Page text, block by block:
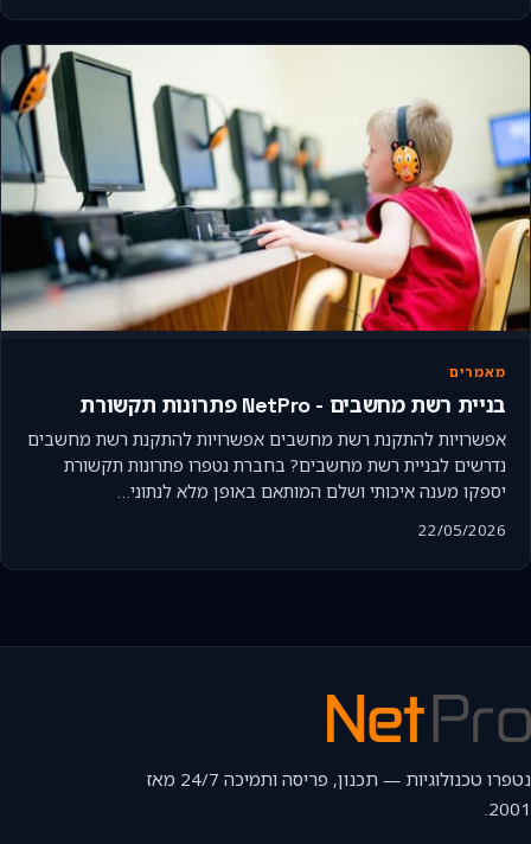
מאמרים
בניית רשת מחשבים - NetPro פתרונות תקשורת
אפשרויות להתקנת רשת מחשבים אפשרויות להתקנת רשת מחשבים
נדרשים לבניית רשת מחשבים? בחברת נטפרו פתרונות תקשורת
יספקו מענה איכותי ושלם המותאם באופן מלא לנתוני…
22/05/2026
נטפרו טכנולוגיות — תכנון, פריסה ותמיכה 24/7 מאז
2001.